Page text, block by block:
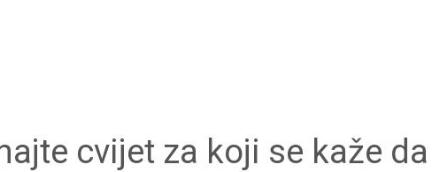
cvijet za koji se kaže da